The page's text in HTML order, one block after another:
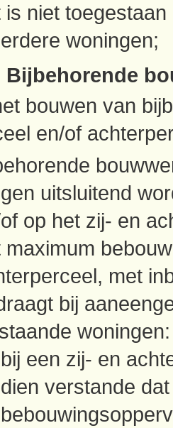
is niet
woningen;
Bijbehorende
bouwen van
en/of
uitsluitend
op het zij- en
maximum
met
bij
woningen:
bij een zij- en
dien verstande